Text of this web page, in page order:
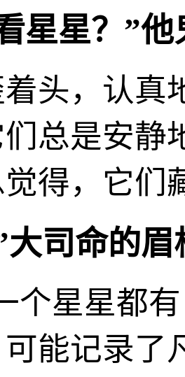
星星？”
头，认真
们总是安
得，它们
大司命的眉
个星星都
可能记录